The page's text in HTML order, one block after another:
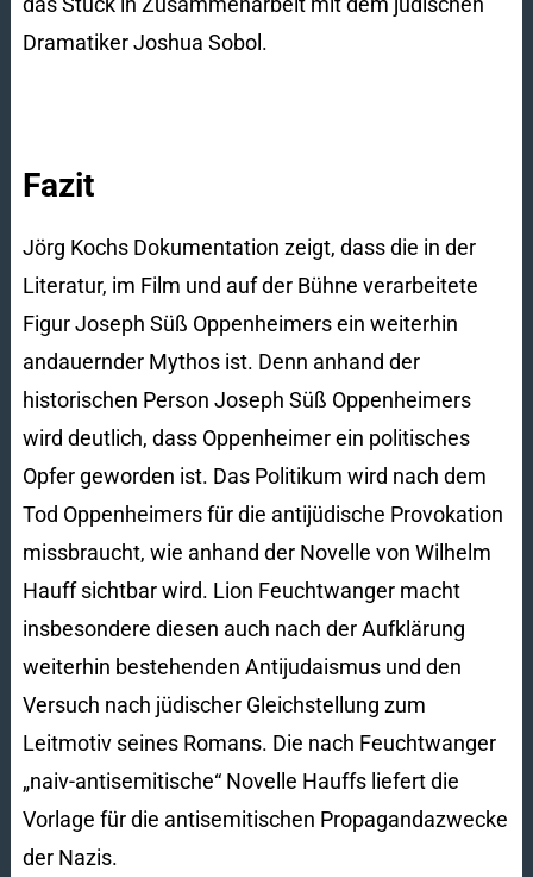
Dramatiker Joshua Sobol.
Fazit
Jörg Kochs Dokumentation zeigt, dass die in der
Literatur, im Film und auf der Bühne verarbeitete
Figur Joseph Süß Oppenheimers ein weiterhin
andauernder Mythos ist. Denn anhand der
historischen Person Joseph Süß Oppenheimers
wird deutlich, dass Oppenheimer ein politisches
Opfer geworden ist. Das Politikum wird nach dem
Tod Oppenheimers für die antijüdische Provokation
missbraucht, wie anhand der Novelle von Wilhelm
Hauff sichtbar wird. Lion Feuchtwanger macht
insbesondere diesen auch nach der Aufklärung
weiterhin bestehenden Antijudaismus und den
Versuch nach jüdischer Gleichstellung zum
Leitmotiv seines Romans. Die nach Feuchtwanger
„naiv-antisemitische“ Novelle Hauffs liefert die
Vorlage für die antisemitischen Propagandazwecke
der Nazis.